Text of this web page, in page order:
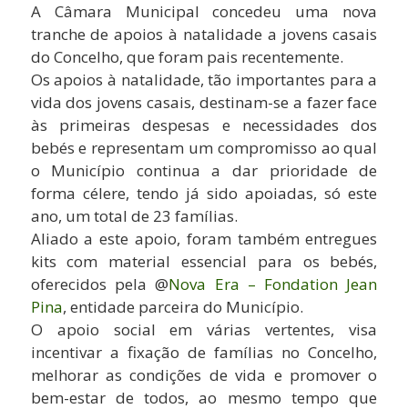
A Câmara Municipal concedeu uma nova
tranche de apoios à natalidade a jovens casais
do Concelho, que foram pais recentemente.
Os apoios à natalidade, tão importantes para a
vida dos jovens casais, destinam-se a fazer face
às primeiras despesas e necessidades dos
bebés e representam um compromisso ao qual
o Município continua a dar prioridade de
forma célere, tendo já sido apoiadas, só este
ano, um total de 23 famílias.
Aliado a este apoio, foram também entregues
kits com material essencial para os bebés,
oferecidos pela @Nova Era – Fondation Jean
Pina, entidade parceira do Município.
O apoio social em várias vertentes, visa
incentivar a fixação de famílias no Concelho,
melhorar as condições de vida e promover o
bem-estar de todos, ao mesmo tempo que